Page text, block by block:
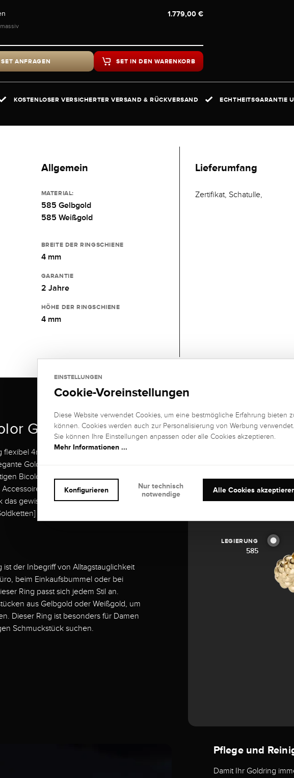
1.779,00 €
ANFRAGEN SET IN DEN WARENKORB
KOSTENLOSER VERSICHERTER VERSAND & RÜCKVERSAND ECHTHEITSGARANTIE
Allgemein
MATERIAL:
585 Gelbgold
585 Weißgold
BREITE DER RINGSCHIENE
4 mm
GARANTIE
2 Jahre
HÖHE DER RINGSCHIENE
4 mm
Lieferumfang
Zertifikat, Schatulle,
Goldring
4mm ist ein Meisterwerk aus 585
Goldring beeindruckt mit seinem
Bicolor-Optik. Mit einer Ringschiene
für jeden Anlass. Dieser
gewisse Etwas. Entdecken Sie
für ein harmonisches
ist der Inbegriff von Alltagstauglichkeit
beim Einkaufsbummel oder bei
Ring passt sich jedem Stil an.
aus Gelbgold oder Weißgold, um
Dieser Ring ist besonders für Damen
Schmuckstück suchen.
LEGIERUNG
585
Pflege und
Damit Ihr Goldring
EINSTELLUNGEN
Cookie-Voreinstellungen
Diese Website verwendet Cookies, um eine bestmögliche Erfahrung bieten
können. Cookies werden auch zur Personalisierung von Werbung verwendet.
Sie können Ihre Einstellungen anpassen oder alle Cookies akzeptieren.
Mehr Informationen ...
Alle Cookies
Konfigurieren
Nur technisch
notwendige